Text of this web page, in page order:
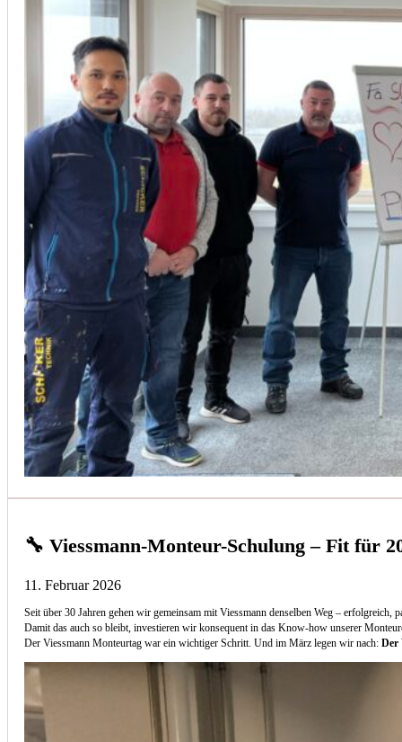
🔧 Viessmann-Monteur-Schulung – Fit für
11. Februar 2026
Seit über 30 Jahren gehen wir gemeinsam mit Viessmann denselben Weg – erfolgreich,
Damit das auch so bleibt, investieren wir konsequent in das Know-how unserer
Der Viessmann Monteurtag war ein wichtiger Schritt. Und im März legen wir nach:Der